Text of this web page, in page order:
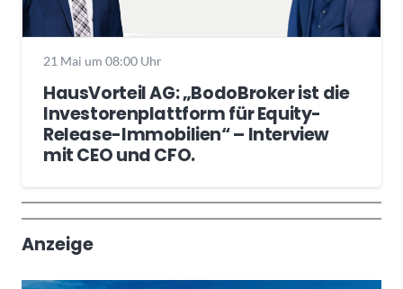
21 Mai um 08:00 Uhr
HausVorteil AG: „BodoBroker ist die
Investorenplattform für Equity-
Release-Immobilien“ – Interview
mit CEO und CFO.
Wochenrückblick
Trendthemen
Anzeige